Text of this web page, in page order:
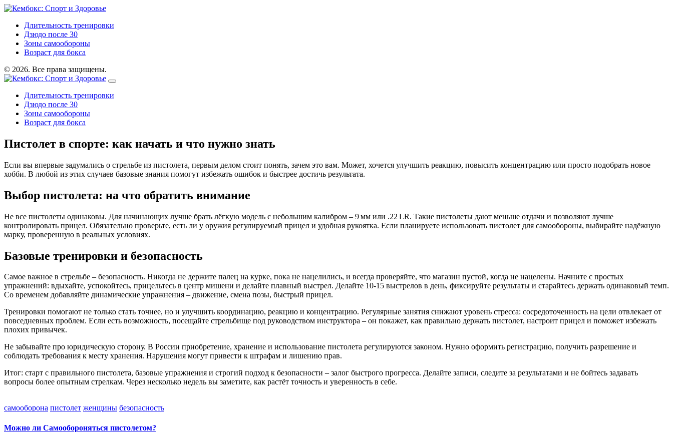
Длительность тренировки
Дзюдо после 30
Зоны самообороны
Возраст для бокса
© 2026. Все права защищены.
Длительность тренировки
Дзюдо после 30
Зоны самообороны
Возраст для бокса
Пистолет в спорте: как начать и что нужно знать
Если вы впервые задумались о стрельбе из пистолета, первым делом стоит понять, зачем это вам. Может, хочется улучшить реакцию, повысить концентрацию или просто подобрать новое
хобби. В любой из этих случаев базовые знания помогут избежать ошибок и быстрее достичь результата.
Выбор пистолета: на что обратить внимание
Не все пистолеты одинаковы. Для начинающих лучше брать лёгкую модель с небольшим калибром – 9 мм или .22 LR. Такие пистолеты дают меньше отдачи и позволяют лучше
контролировать прицел. Обязательно проверьте, есть ли у оружия регулируемый прицел и удобная рукоятка. Если планируете использовать пистолет для самообороны, выбирайте надёжную
марку, проверенную в реальных условиях.
Базовые тренировки и безопасность
Самое важное в стрельбе – безопасность. Никогда не держите палец на курке, пока не нацелились, и всегда проверяйте, что магазин пустой, когда не нацелены. Начните с простых
упражнений: вдыхайте, успокойтесь, прицельтесь в центр мишени и делайте плавный выстрел. Делайте 10‑15 выстрелов в день, фиксируйте результаты и старайтесь держать одинаковый темп.
Со временем добавляйте динамические упражнения – движение, смена позы, быстрый прицел.
Тренировки помогают не только стать точнее, но и улучшить координацию, реакцию и концентрацию. Регулярные занятия снижают уровень стресса: сосредоточенность на цели отвлекает от
повседневных проблем. Если есть возможность, посещайте стрельбище под руководством инструктора – он покажет, как правильно держать пистолет, настроит прицел и поможет избежать
плохих привычек.
Не забывайте про юридическую сторону. В России приобретение, хранение и использование пистолета регулируются законом. Нужно оформить регистрацию, получить разрешение и
соблюдать требования к месту хранения. Нарушения могут привести к штрафам и лишению прав.
Итог: старт с правильного пистолета, базовые упражнения и строгий подход к безопасности – залог быстрого прогресса. Делайте записи, следите за результатами и не бойтесь задавать
вопросы более опытным стрелкам. Через несколько недель вы заметите, как растёт точность и уверенность в себе.
самооборона пистолет женщины безопасность
Можно ли Самообороняться пистолетом?